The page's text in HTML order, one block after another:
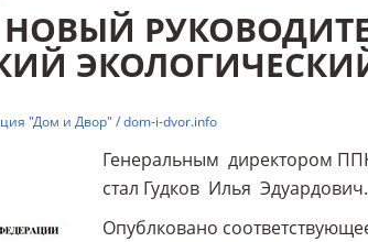
"Дом и Двор" / dom-i-dvor.info
Генеральным директором
стал Гудков Илья
Опублковано